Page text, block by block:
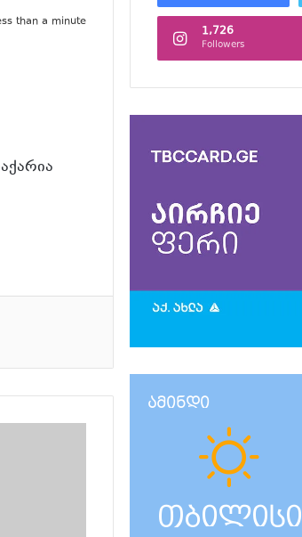
than a minute
1,726
Followers
ამინდი
თბილისი